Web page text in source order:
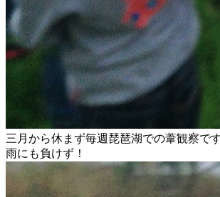
三月から休まず毎週琵琶湖での葦観察です
雨にも負けず！